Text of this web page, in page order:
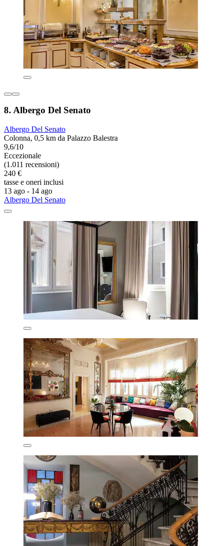
8. Albergo Del Senato
Albergo Del Senato
Colonna, 0,5 km da Palazzo Balestra
9,6/10
Eccezionale
(1.011 recensioni)
240 €
tasse e oneri inclusi
13 ago - 14 ago
Albergo Del Senato